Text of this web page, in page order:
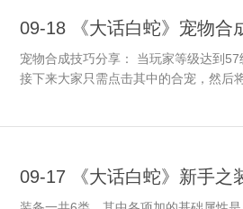
09-18 《大话白蛇》宠物合
宠物合成技巧分享： 当玩家等级达到
接下来大家只需点击其中的合宠，然后
09-17 《大话白蛇》新手之